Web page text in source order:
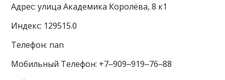
Адрес: улица Академика Королёва, 8 к1
Индекс: 129515.0
Телефон: nan
Мобильный Телефон: +7‒909‒919‒76‒88